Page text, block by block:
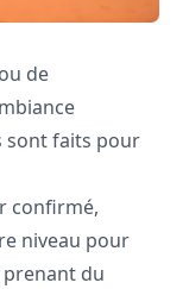
de
sont faits pour
confirmé,
niveau pour
du